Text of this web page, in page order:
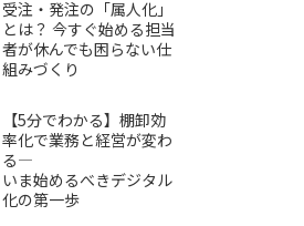
受注・発注の「属人化」
とは？ 今すぐ始める担当
者が休んでも困らない仕
組みづくり
【5分でわかる】棚卸効
率化で業務と経営が変わ
る―
いま始めるべきデジタル
化の第一歩